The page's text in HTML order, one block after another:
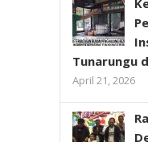
Tunarungu
April 21, 2026